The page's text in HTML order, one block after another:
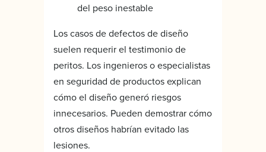
del peso inestable
Los casos de defectos de diseño
suelen requerir el testimonio de
peritos. Los ingenieros o especialistas
en seguridad de productos explican
cómo el diseño generó riesgos
innecesarios. Pueden demostrar cómo
otros diseños habrían evitado las
lesiones.